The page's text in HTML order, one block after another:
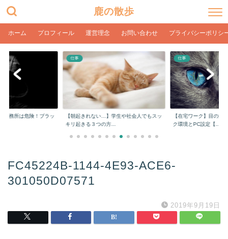
鹿の散歩
ホーム プロフィール 運営理念 お問い合わせ プライバシーポリシ
事務所は危険！ブラッ
仕事
【朝起きれない…】学生や社会人でもスッ
キリ起きる３つの方...
仕事
【在宅ワーク】目の疲
ク環境とPC設定【...
FC45224B-1144-4E93-ACE6-
301050D07571
2019年9月19日